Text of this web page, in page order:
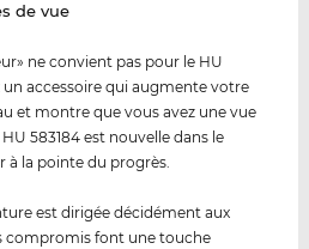
de vue
ne convient pas pour le HU
un accessoire qui augmente votre
et montre que vous avez une vue
583184 est nouvelle dans le
à la pointe du progrès.
est dirigée décidément aux
compromis font une touche